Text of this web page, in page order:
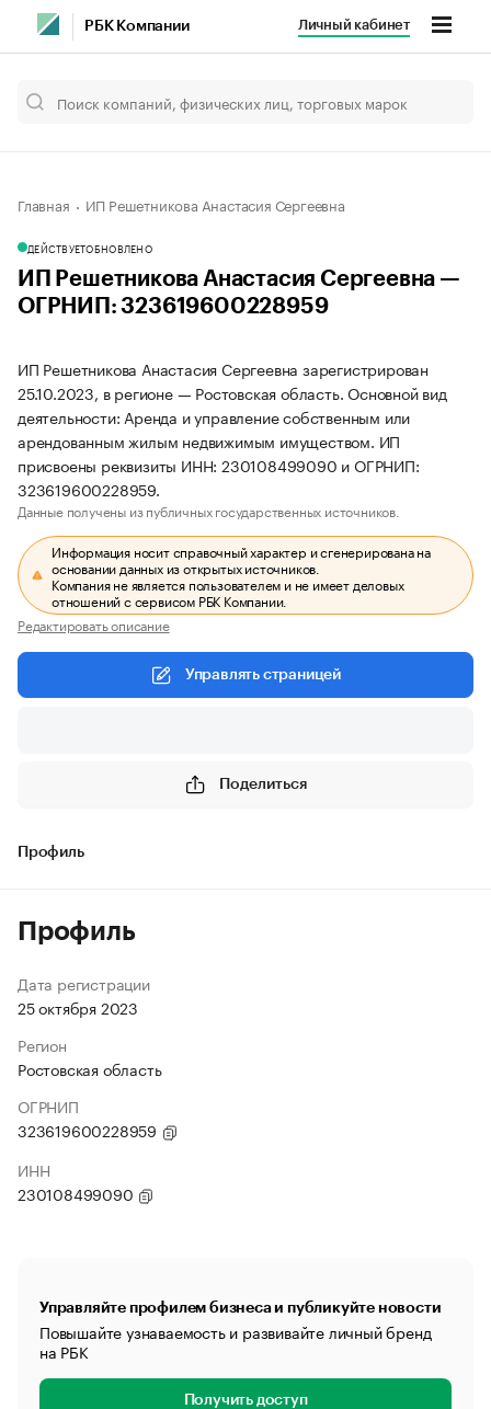
РБК Компании Личный кабинет
Главная ИП Решетникова Анастасия Сергеевна
ДЕЙСТВУЕТОБНОВЛЕНО
ИП Решетникова Анастасия Сергеевна —
ОГРНИП: 323619600228959
ИП Решетникова Анастасия Сергеевна зарегистрирован
25.10.2023, в регионе — Ростовская область. Основной вид
деятельности: Аренда и управление собственным или
арендованным жилым недвижимым имуществом. ИП
присвоены реквизиты ИНН: 230108499090 и ОГРНИП:
323619600228959.
Данные получены из публичных государственных источников.
Информация носит справочный характер и сгенерирована на
основании данных из открытых источников.
Компания не является пользователем и не имеет деловых
отношений с сервисом РБК Компании.
Редактировать описание
Управлять страницей
Поделиться
Профиль
Профиль
Дата регистрации
25 октября 2023
Регион
Ростовская область
ОГРНИП
323619600228959
ИНН
230108499090
Управляйте профилем бизнеса и публикуйте новости
Повышайте узнаваемость и развивайте личный бренд
на РБК
Получить доступ